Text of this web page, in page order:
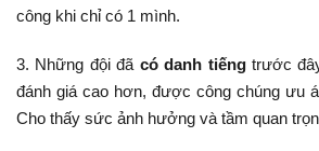
công khi chỉ có 1 mình.
3. Những đội đã có danh tiếngtrước
đánh giá cao hơn, được công chúng ưu
Cho thấy sức ảnh hưởng và tầm quan